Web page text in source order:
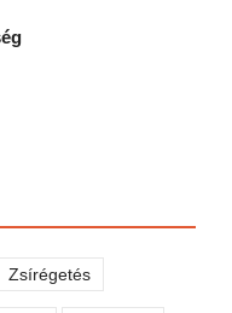
Zsírégetés